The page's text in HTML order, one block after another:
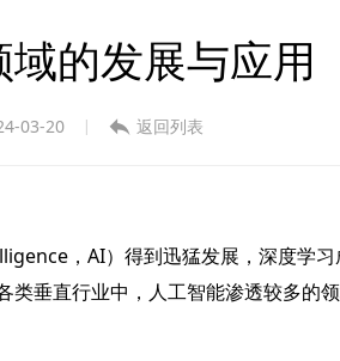
的发展与应用
03-20 | 返回列表
，AI）得到迅猛发展，深度学习
垂直行业中，人工智能渗透较多的